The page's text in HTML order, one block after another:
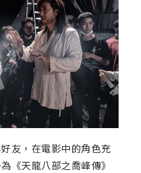
友，在電影中的角色充
《天龍八部之喬峰傳》